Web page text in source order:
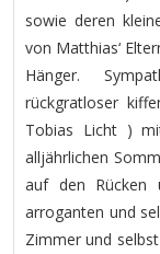
sowie deren
von Matthias‘
Hänger.
rückgratloser
Tobias Licht )
alljährlichen
auf den Rücken
arroganten und
Zimmer und